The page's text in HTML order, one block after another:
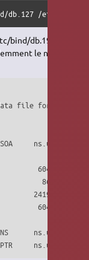
db.127 /etc/bind/
bind/db.192
le nom de
file for local
ns.ubuntu-
604800
86400
2419200
604800 )
ns.ubuntu-
ns.ubuntu-